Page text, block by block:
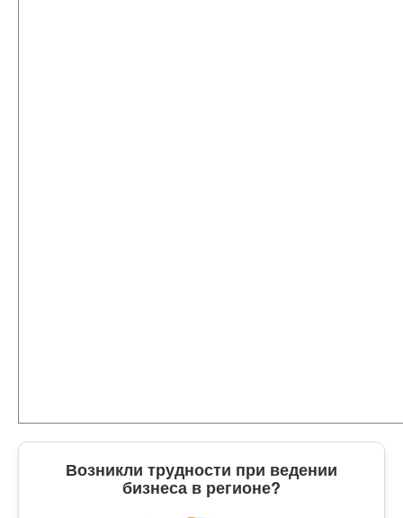
Возникли трудности при ведении
бизнеса в регионе?